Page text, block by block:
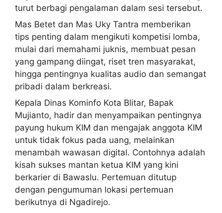
turut berbagi pengalaman dalam sesi tersebut.
Mas Betet dan Mas Uky Tantra memberikan
tips penting dalam mengikuti kompetisi lomba,
mulai dari memahami juknis, membuat pesan
yang gampang diingat, riset tren masyarakat,
hingga pentingnya kualitas audio dan semangat
pribadi dalam berkreasi.
Kepala Dinas Kominfo Kota Blitar, Bapak
Mujianto, hadir dan menyampaikan pentingnya
payung hukum KIM dan mengajak anggota KIM
untuk tidak fokus pada uang, melainkan
menambah wawasan digital. Contohnya adalah
kisah sukses mantan ketua KIM yang kini
berkarier di Bawaslu. Pertemuan ditutup
dengan pengumuman lokasi pertemuan
berikutnya di Ngadirejo.